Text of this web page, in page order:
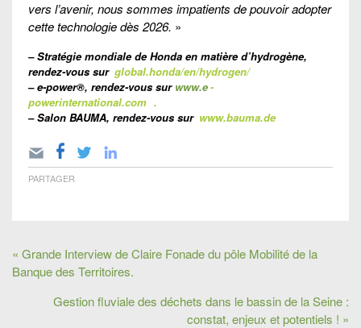
vers l’avenir, nous sommes impatients de pouvoir adopter
cette technologie dès 2026. »
– Stratégie mondiale de Honda en matière d’hydrogène,
rendez-vous sur global.honda/en/hydrogen/
– e-power®, rendez-vous sur www.e-
powerinternational.com .
– Salon BAUMA, rendez-vous sur www.bauma.de
PARTAGER
« Grande Interview de Claire Fonade du pôle Mobilité de la
Banque des Territoires.
Gestion fluviale des déchets dans le bassin de la Seine :
constat, enjeux et potentiels ! »